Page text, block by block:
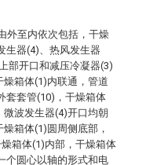
外至内依次包括，干燥
生器(4)、热风发生器
部开口和减压冷凝器(3)
箱体(1)内联通，管道
套套管(10)，干燥箱体
波发生器(4)开口均朝
箱体(1)圆周侧底部，
箱体(1)内部，干燥箱体
个圆心以轴的形式和电